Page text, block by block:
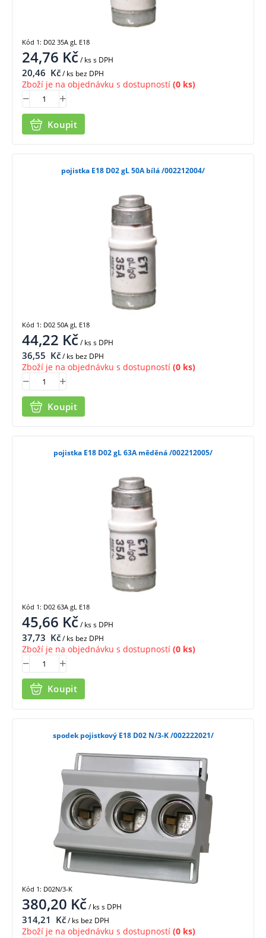
24,76 Kč/ kss DPH
20,46 Kč/ ks bez DPH
Zboží je na objednávku s dostupností (0 ks)
Koupit
Kód 1: D02 35A gL E18
pojistka E18 D02 gL 50A bílá /002212004/
44,22 Kč/ kss DPH
36,55 Kč/ ks bez DPH
Zboží je na objednávku s dostupností (0 ks)
Koupit
Kód 1: D02 50A gL E18
pojistka E18 D02 gL 63A měděná /002212005/
45,66 Kč/ kss DPH
37,73 Kč/ ks bez DPH
Zboží je na objednávku s dostupností (0 ks)
Koupit
Kód 1: D02 63A gL E18
spodek pojistkový E18 D02 N/3-K /002222021/
380,20 Kč/ kss DPH
314,21 Kč/ ks bez DPH
Zboží je na objednávku s dostupností (0 ks)
Kód 1: D02N/3-K